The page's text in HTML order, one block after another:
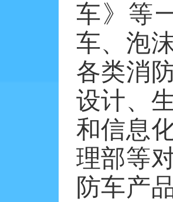
车》等
车、泡
各类消
设计、
和信息
理部等
防车产